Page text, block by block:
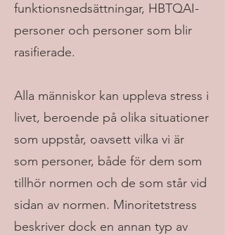
funktionsnedsättningar, HBTQAI-
personer och personer som blir
rasifierade.
Alla människor kan uppleva stress i
livet, beroende på olika situationer
som uppstår, oavsett vilka vi är
som personer, både för dem som
tillhör normen och de som står vid
sidan av normen. Minoritetstress
beskriver dock en annan typ av